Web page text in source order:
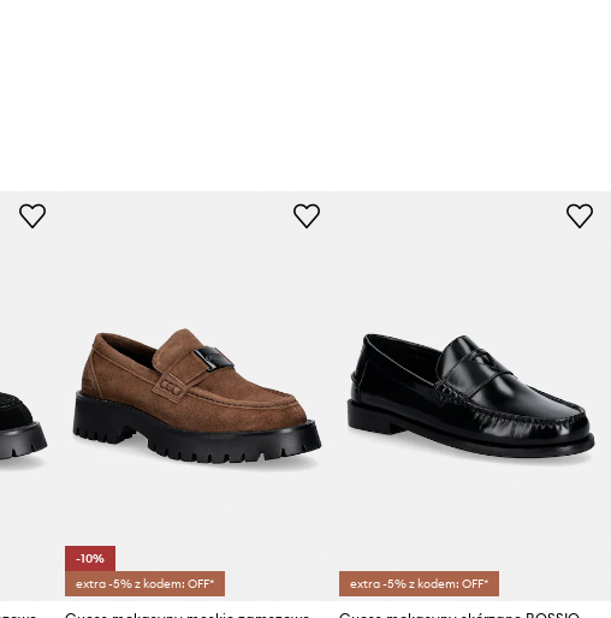
-10%
extra -5% z kodem: OFF*
extra -5% z kodem: OFF*